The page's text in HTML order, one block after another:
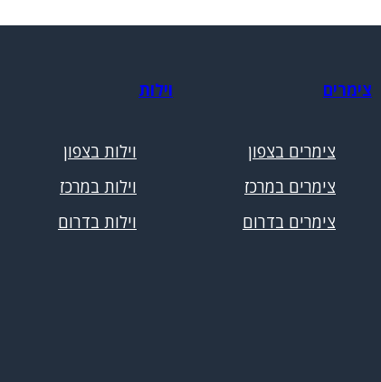
צימרים
צימרים בצפון
צימרים במרכז
צימרים בדרום
וילות
וילות בצפון
וילות במרכז
וילות בדרום